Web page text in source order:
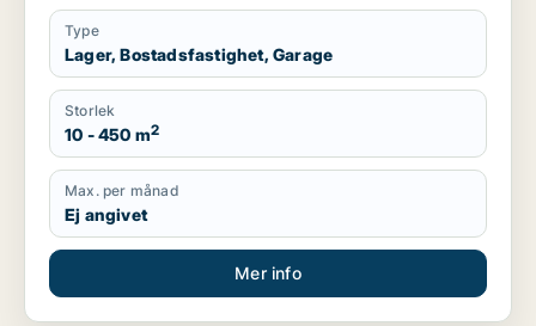
Type
Lager, Bostadsfastighet, Garage
Storlek
10 - 450 m2
Max. per månad
Ej angivet
Mer info